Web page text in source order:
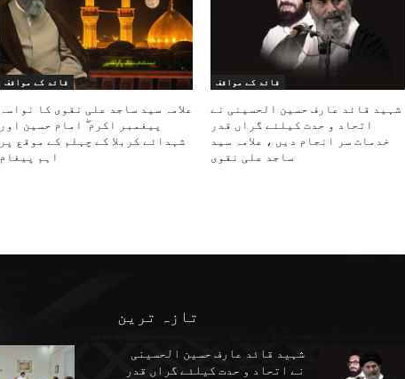
قائد کے مواقف
شہید قائد عارف حسین الحسینی نے
اتحاد و حدت کیلئے گراں قدر
خدمات سر انجام دیں ، علامہ سید
ساجد علی نقوی
قائد کے مواقف
علامہ سید ساجد علی نقوی کا نواسہ
پیغمبر اکرم ۖ امام حسین اور
شہدائے کربلا کے چہلم کے موقع پر
اہم پیغام
تازہ ترین
شہید قائد عارف حسین الحسینی
نے اتحاد و حدت کیلئے گراں قدر